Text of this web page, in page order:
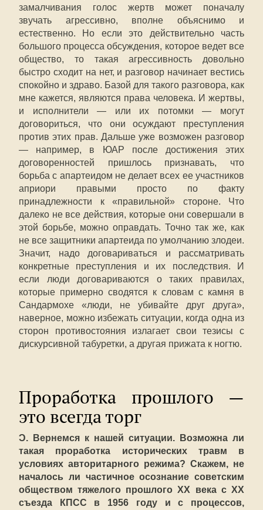
замалчивания голос жертв может поначалу
звучать агрессивно, вполне объяснимо и
естественно. Но если это действительно часть
большого процесса обсуждения, которое ведет все
общество, то такая агрессивность довольно
быстро сходит на нет, и разговор начинает вестись
спокойно и здраво. Базой для такого разговора, как
мне кажется, являются права человека. И жертвы,
и исполнители — или их потомки — могут
договориться, что они осуждают преступления
против этих прав. Дальше уже возможен разговор
— например, в ЮАР после достижения этих
договоренностей пришлось признавать, что
борьба с апартеидом не делает всех ее участников
априори правыми просто по факту
принадлежности к «правильной» стороне. Что
далеко не все действия, которые они совершали в
этой борьбе, можно оправдать. Точно так же, как
не все защитники апартеида по умолчанию злодеи.
Значит, надо договариваться и рассматривать
конкретные преступления и их последствия. И
если люди договариваются о таких правилах,
которые примерно сводятся к словам с камня в
Сандармохе «люди, не убивайте друг друга»,
наверное, можно избежать ситуации, когда одна из
сторон противостояния излагает свои тезисы с
дискурсивной табуретки, а другая прижата к ногтю.
Проработка прошлого —
это всегда торг
Ɔ. Вернемся к нашей ситуации. Возможна ли
такая проработка исторических травм в
условиях авторитарного режима? Скажем, не
началось ли частичное осознание советским
обществом тяжелого прошлого XX века с XX
съезда КПСС в 1956 году и с процессов,